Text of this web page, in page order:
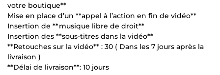
votre boutique**
Mise en place d’un **appel à l’action en fin de vidéo**
Insertion de **musique libre de droit**
Insertion des **sous-titres dans la vidéo**
**Retouches sur la vidéo** : 30 ( Dans les 7 jours après la
livraison )
**Délai de livraison**: 10 jours